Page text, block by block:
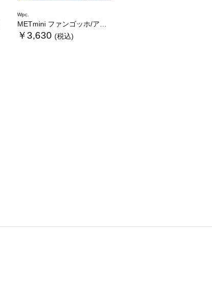
Wpc.
METmini ファンゴッホ/アイリス
￥3,630 (税込)